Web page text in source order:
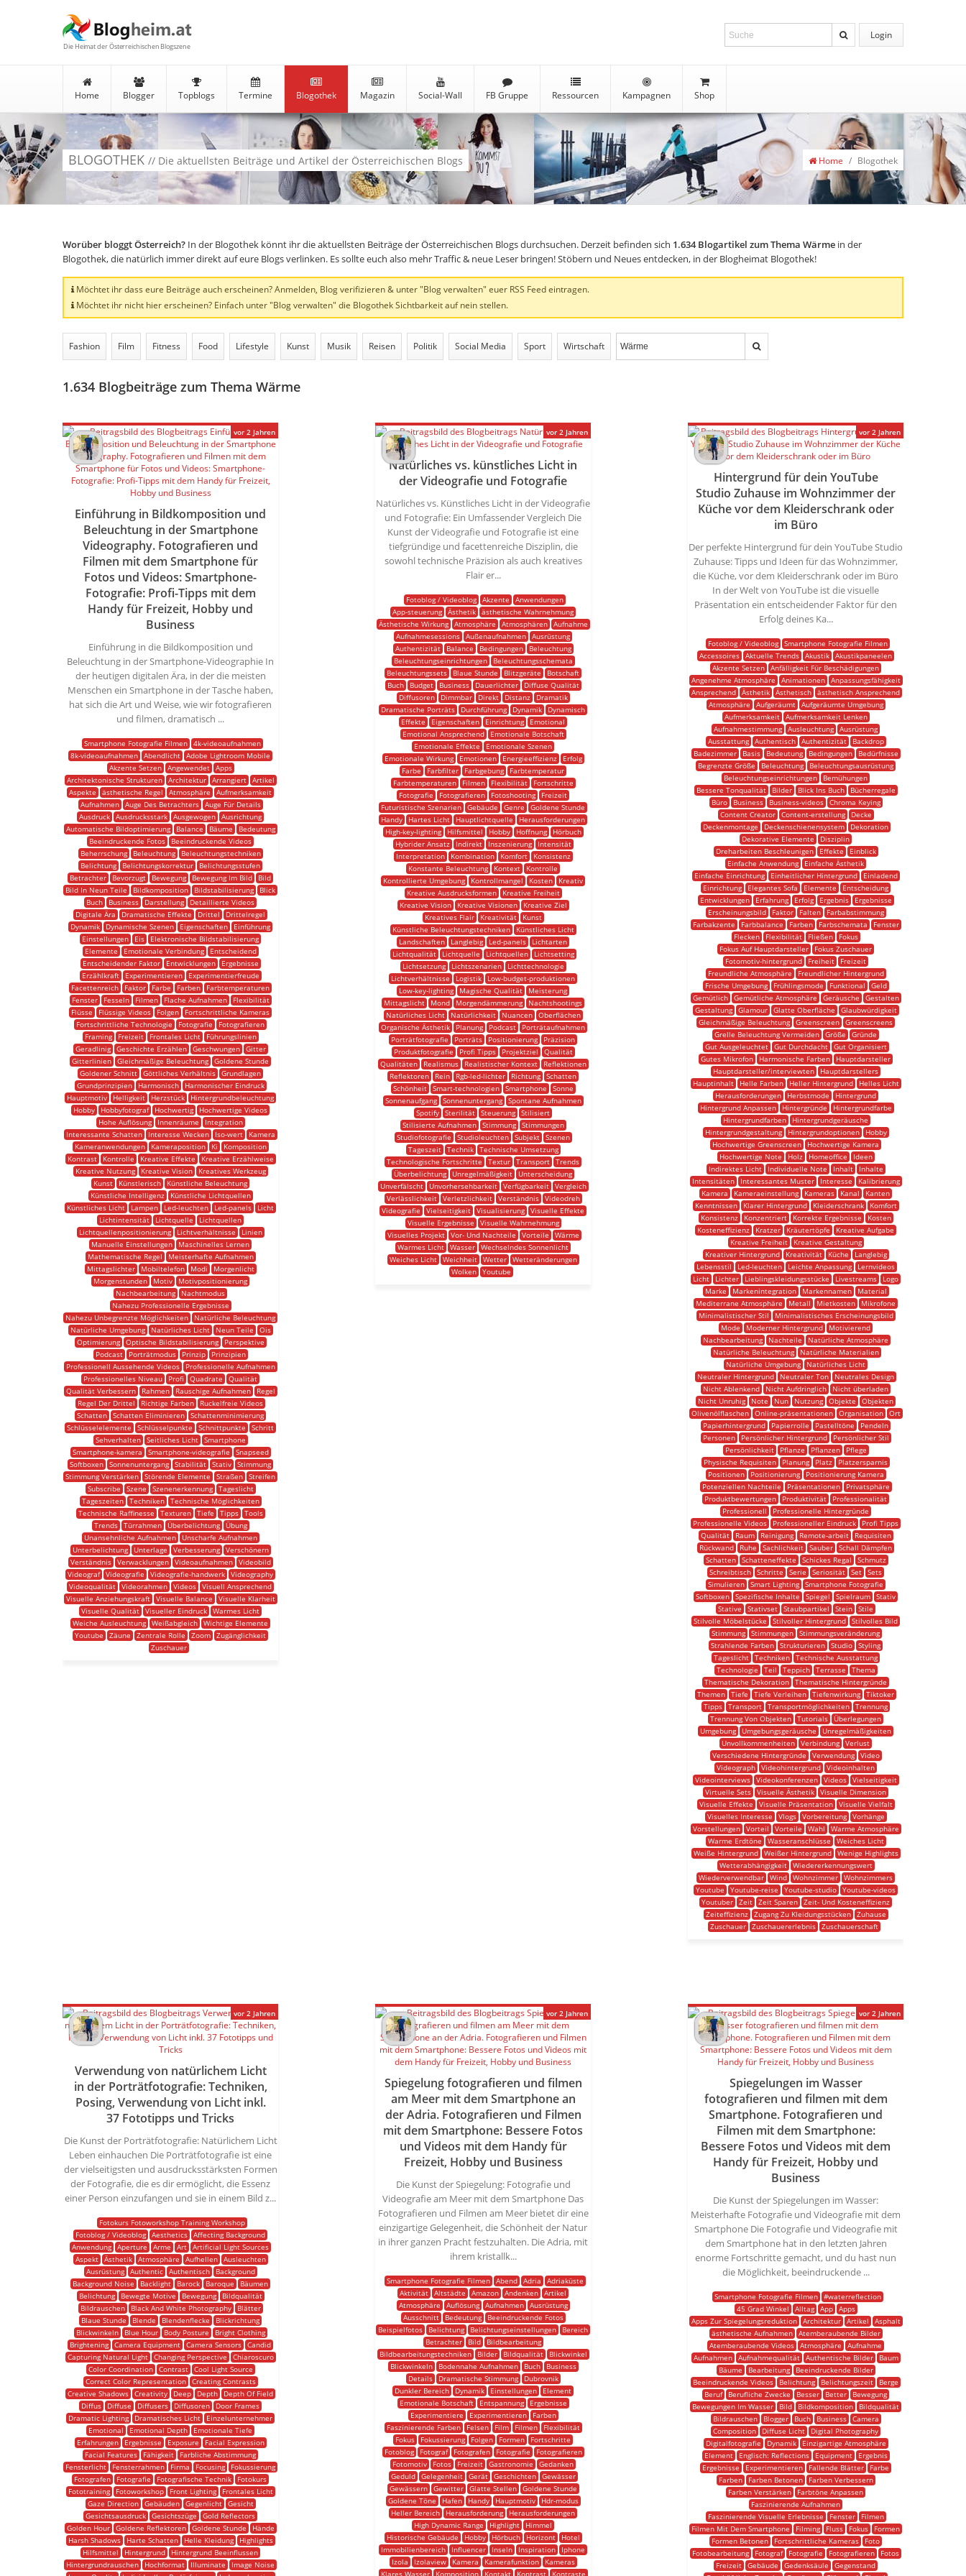
Die Heimat der Österreichischen Blogszene
Login
Home Blogger Topblogs Termine Blogothek Magazin Social-Wall FB Gruppe Ressourcen Kampagnen Shop
BLOGOTHEK // Die aktuellsten Beiträge und Artikel der Österreichischen Blogs Home / Blogothek
Worüber bloggt Österreich? In der Blogothek könnt ihr die aktuellsten Beiträge der Österreichischen Blogs durchsuchen. Derzeit befinden sich 1.634Blogartikel zum Thema Wärme in der
Blogothek, die natürlich immer direkt auf eure Blogs verlinken. Es sollte euch also mehr Traffic & neue Leser bringen! Stöbern und Neues entdecken, in der Blogheimat Blogothek!
Möchtet ihr dass eure Beiträge auch erscheinen? Anmelden, Blog verifizieren & unter "Blog verwalten" euer RSS Feed eintragen.
Möchtet ihr nicht hier erscheinen? Einfach unter "Blog verwalten" die Blogothek Sichtbarkeit auf nein stellen.
Fashion Film Fitness Food Lifestyle Kunst Musik Reisen Politik Social Media Sport Wirtschaft
1.634 Blogbeiträge zum Thema Wärme
Einführung in Bildkomposition und
Beleuchtung in der Smartphone
Videography. Fotografieren und
Filmen mit dem Smartphone für
Fotos und Videos: Smartphone-
Fotografie: Profi-Tipps mit dem
Handy für Freizeit, Hobby und
Business
Einführung in die Bildkomposition und
Beleuchtung in der Smartphone-Videographie In
der heutigen digitalen Ära, in der die meisten
Menschen ein Smartphone in der Tasche haben,
hat sich die Art und Weise, wie wir fotografieren
und filmen, dramatisch ...
Smartphone Fotografie Filmen
4k-videoaufnahmen
8k-videoaufnahmen Abendlicht Adobe Lightroom Mobile
Akzente Setzen
Angewendet
Apps
Architektonische Strukturen
Architektur Arrangiert
Artikel
Aspekte
ästhetische Regel Atmosphäre
Aufmerksamkeit
Aufnahmen
Auge Des Betrachters
Auge Für Details
Ausdruck Ausdrucksstark Ausgewogen Ausrichtung
Automatische Bildoptimierung
Balance Bäume
Bedeutung
Beeindruckende Fotos
Beeindruckende Videos
Beherrschung
Beleuchtung
Beleuchtungstechniken
Belichtung
Belichtungskorrektur
Belichtungsstufen
Betrachter
Bevorzugt Bewegung Bewegung Im Bild
Bild
Bild In Neun Teile
Bildkomposition Bildstabilisierung
Blick
Buch
Business Darstellung
Detaillierte Videos
Digitale Ära
Dramatische Effekte Drittel
Drittelregel
Dynamik
Dynamische Szenen Eigenschaften
Einführung
Einstellungen
Eis
Elektronische Bildstabilisierung
Elemente
Emotionale Verbindung
Entscheidend
Entscheidender Faktor
Entwicklungen
Ergebnisse
Erzählkraft
Experimentieren
Experimentierfreude
Facettenreich
Faktor Farbe Farben
Farbtemperaturen
Fenster
Fesseln Filmen Flache Aufnahmen
Flexibilität
Flüsse
Flüssige Videos Folgen
Fortschrittliche Kameras
Fortschrittliche Technologie
Fotografie
Fotografieren
Framing
Freizeit Frontales Licht
Führungslinien
Geradlinig
Geschichte Erzählen Geschwungen
Gitter
Gitterlinien Gleichmäßige Beleuchtung Goldene Stunde
Goldener Schnitt Göttliches Verhältnis Grundlagen
Grundprinzipien
Harmonisch
Harmonischer Eindruck
Hauptmotiv
Helligkeit Herzstück
Hintergrundbeleuchtung
Hobby
Hobbyfotograf Hochwertig
Hochwertige Videos
Hohe Auflösung
Innenräume
Integration
Interessante Schatten
Interesse Wecken Iso-wert
Kamera
Kameranwendungen
Kameraposition Ki
Komposition
Kontrast
Kontrolle Kreative Effekte
Kreative Erzählweise
Kreative Nutzung
Kreative Vision
Kreatives Werkzeug
Kunst
Künstlerisch
Künstliche Beleuchtung
Künstliche Intelligenz
Künstliche Lichtquellen
Künstliches Licht
Lampen Led-leuchten Led-panels
Licht
Lichtintensität
Lichtquelle
Lichtquellen
Lichtquellenpositionierung
Lichtverhältnisse
Linien
Manuelle Einstellungen
Maschinelles Lernen
Mathematische Regel
Meisterhafte Aufnahmen
Mittagslichter
Mobiltelefon Modi
Morgenlicht
Morgenstunden
Motiv
Motivpositionierung
Nachbearbeitung
Nachtmodus
Nahezu Professionelle Ergebnisse
Nahezu Unbegrenzte Möglichkeiten
Natürliche Beleuchtung
Natürliche Umgebung
Natürliches Licht Neun Teile
Ois
Optimierung
Optische Bildstabilisierung
Perspektive
Podcast
Porträtmodus Prinzip
Prinzipien
Professionell Aussehende Videos
Professionelle Aufnahmen
Professionelles Niveau
Profi Quadrate
Qualität
Qualität Verbessern
Rahmen Rauschige Aufnahmen
Regel
Regel Der Drittel
Richtige Farben
Ruckelfreie Videos
Schatten Schatten Eliminieren Schattenminimierung
Schlüsselelemente
Schlüsselpunkte Schnittpunkte
Schritt
Sehverhalten
Seitliches Licht
Smartphone
Smartphone-kamera
Smartphone-videografie
Snapseed
Softboxen Sonnenuntergang Stabilität Stativ Stimmung
Stimmung Verstärken Störende Elemente Straßen Streifen
Subscribe
Szene Szenenerkennung
Tageslicht
Tageszeiten
Techniken
Technische Möglichkeiten
Technische Raffinesse
Texturen Tiefe Tipps
Tools
Trends
Türrahmen Überbelichtung
Übung
Unansehnliche Aufnahmen
Unscharfe Aufnahmen
Unterbelichtung
Unterlage Verbesserung
Verschönern
Verständnis
Verwacklungen Videoaufnahmen
Videobild
Videograf Videografie Videografie-handwerk Videography
Videoqualität Videorahmen Videos Visuell Ansprechend
Visuelle Anziehungskraft
Visuelle Balance
Visuelle Klarheit
Visuelle Qualität Visueller Eindruck Warmes Licht
Weiche Ausleuchtung Weißabgleich Wichtige Elemente
Youtube
Zäune Zentrale Rolle Zoom Zugänglichkeit
Zuschauer
vor 2 Jahren
Natürliches vs. künstliches Licht in
der Videografie und Fotografie
Natürliches vs. Künstliches Licht in der Videografie
und Fotografie: Ein Umfassender Vergleich Die
Kunst der Videografie und Fotografie ist eine
tiefgründige und facettenreiche Disziplin, die
sowohl technische Präzision als auch kreatives
Flair er...
Fotoblog / Videoblog Akzente
Anwendungen
App-steuerung Ästhetik ästhetische Wahrnehmung
Ästhetische Wirkung
Atmosphäre Atmosphären
Aufnahme
Aufnahmesessions Außenaufnahmen Ausrüstung
Authentizität
Balance Bedingungen
Beleuchtung
Beleuchtungseinrichtungen
Beleuchtungsschemata
Beleuchtungssets
Blaue Stunde Blitzgeräte
Botschaft
Buch
Budget Business Dauerlichter
Diffuse Qualität
Diffusoren
Dimmbar Direkt Distanz
Dramatik
Dramatische Porträts
Durchführung Dynamik
Dynamisch
Effekte
Eigenschaften Einrichtung
Emotional
Emotional Ansprechend
Emotionale Botschaft
Emotionale Effekte
Emotionale Szenen
Emotionale Wirkung
Emotionen Energieeffizienz
Erfolg
Farbe
Farbfilter Farbgebung
Farbtemperatur
Farbtemperaturen
Filmen Flexibilität
Fortschritte
Fotografie
Fotografieren Fotoshooting
Freizeit
Futuristische Szenarien Gebäude Genre
Goldene Stunde
Handy
Hartes Licht Hauptlichtquelle
Herausforderungen
High-key-lighting
Hilfsmittel Hobby Hoffnung
Hörbuch
Hybrider Ansatz
Indirekt Inszenierung
Intensität
Interpretation
Kombination Komfort
Konsistenz
Konstante Beleuchtung
Kontext
Kontrolle
Kontrollierte Umgebung
Kontrollmangel Kosten
Kreativ
Kreative Ausdrucksformen
Kreative Freiheit
Kreative Vision
Kreative Visionen
Kreative Ziel
Kreatives Flair
Kreativität
Kunst
Künstliche Beleuchtungstechniken
Künstliches Licht
Landschaften
Langlebig Led-panels
Lichtarten
Lichtqualität
Lichtquelle Lichtquellen
Lichtsetting
Lichtsetzung
Lichtszenarien
Lichttechnologie
Lichtverhältnisse
Logistik
Low-budget-produktionen
Low-key-lighting
Magische Qualität
Meisterung
Mittagslicht
Mond Morgendämmerung
Nachtshootings
Natürliches Licht
Natürlichkeit Nuancen
Oberflächen
Organische Ästhetik
Planung Podcast
Porträtaufnahmen
Porträtfotografie
Porträts Positionierung
Präzision
Produktfotografie
Profi Tipps Projektziel
Qualität
Qualitäten
Realismus Realistischer Kontext
Reflektionen
Reflektoren
Rein Rgb-led-lichter Richtung Schatten
Schönheit
Smart-technologien Smartphone
Sonne
Sonnenaufgang
Sonnenuntergang
Spontane Aufnahmen
Spotify Sterilität Steuerung Stilisiert
Stilisierte Aufnahmen
Stimmung
Stimmungen
Studiofotografie
Studioleuchten Subjekt
Szenen
Tageszeit
Technik
Technische Umsetzung
Technologische Fortschritte
Textur Transport Trends
Überbelichtung
Unregelmäßigkeit
Unterscheidung
Unverfälscht
Unvorhersehbarkeit Verfügbarkeit
Vergleich
Verlässlichkeit
Verletzlichkeit Verständnis
Videodreh
Videografie
Vielseitigkeit Visualisierung Visuelle Effekte
Visuelle Ergebnisse
Visuelle Wahrnehmung
Visuelles Projekt
Vor- Und Nachteile Vorteile
Wärme
Warmes Licht Wasser Wechselndes Sonnenlicht
Weiches Licht
Weichheit Wetter
Wetteränderungen
Wolken Youtube
vor 2 Jahren
Hintergrund für dein YouTube
Studio Zuhause im Wohnzimmer der
Küche vor dem Kleiderschrank oder
im Büro
Der perfekte Hintergrund für dein YouTube Studio
Zuhause: Tipps und Ideen für das Wohnzimmer,
die Küche, vor dem Kleiderschrank oder im Büro
In der Welt von YouTube ist die visuelle
Präsentation ein entscheidender Faktor für den
Erfolg deines Ka...
Fotoblog / Videoblog
Smartphone Fotografie Filmen
Accessoires Aktuelle Trends Akustik Akustikpaneelen
Akzente Setzen Anfälligkeit Für Beschädigungen
Angenehme Atmosphäre
Animationen
Anpassungsfähigkeit
Ansprechend Ästhetik Ästhetisch ästhetisch Ansprechend
Atmosphäre
Aufgeräumt
Aufgeräumte Umgebung
Aufmerksamkeit
Aufmerksamkeit Lenken
Aufnahmestimmung Ausleuchtung Ausrüstung
Ausstattung
Authentisch Authentizität
Backdrop
Badezimmer
Basis Bedeutung Bedingungen
Bedürfnisse
Begrenzte Größe
Beleuchtung
Beleuchtungsausrüstung
Beleuchtungseinrichtungen
Bemühungen
Bessere Tonqualität
Bilder Blick Ins Buch
Bücherregale
Büro
Business Business-videos
Chroma Keying
Content Creator
Content-erstellung
Decke
Deckenmontage
Deckenschienensystem
Dekoration
Dekorative Elemente
Disziplin
Dreharbeiten Beschleunigen
Effekte
Einblick
Einfache Anwendung
Einfache Ästhetik
Einfache Einrichtung
Einheitlicher Hintergrund
Einladend
Einrichtung
Elegantes Sofa Elemente
Entscheidung
Entwicklungen
Erfahrung Erfolg Ergebnis
Ergebnisse
Erscheinungsbild
Faktor Falten
Farbabstimmung
Farbakzente
Farbbalance Farben Farbschemata
Fenster
Flecken
Flexibilität Fließen
Fokus
Fokus Auf Hauptdarsteller
Fokus Zuschauer
Fotomotiv-hintergrund
Freiheit
Freizeit
Freundliche Atmosphäre
Freundlicher Hintergrund
Frische Umgebung
Frühlingsmode Funktional
Geld
Gemütlich
Gemütliche Atmosphäre Geräusche
Gestalten
Gestaltung
Glamour Glatte Oberfläche
Glaubwürdigkeit
Gleichmäßige Beleuchtung Greenscreen Greenscreens
Grelle Beleuchtung Vermeiden Größe
Gründe
Gut Ausgeleuchtet
Gut Durchdacht
Gut Organisiert
Gutes Mikrofon
Harmonische Farben
Hauptdarsteller
Hauptdarsteller/interviewten
Hauptdarstellers
Hauptinhalt
Helle Farben Heller Hintergrund
Helles Licht
Herausforderungen
Herbstmode
Hintergrund
Hintergrund Anpassen
Hintergründe
Hintergrundfarbe
Hintergrundfarben
Hintergrundgeräusche
Hintergrundgestaltung
Hintergrundoptionen
Hobby
Hochwertige Greenscreen
Hochwertige Kamera
Hochwertige Note
Holz Homeoffice
Ideen
Indirektes Licht
Individuelle Note Inhalt
Inhalte
Intensitäten
Interessantes Muster Interesse
Kalibrierung
Kamera
Kameraeinstellung Kameras Kanal
Kanten
Kenntnissen
Klarer Hintergrund Kleiderschrank
Komfort
Konsistenz
Konzentriert Korrekte Ergebnisse
Kosten
Kosteneffizienz
Kratzer Kräutertöpfe
Kreative Aufgabe
Kreative Freiheit
Kreative Gestaltung
Kreativer Hintergrund
Kreativität Küche
Langlebig
Lebensstil
Led-leuchten Leichte Anpassung
Lernvideos
Licht
Lichter Lieblingskleidungsstücke Livestreams
Logo
Marke
Markenintegration Markennamen
Material
Mediterrane Atmosphäre
Metall Mietkosten
Mikrofone
Minimalistischer Stil
Minimalistisches Erscheinungsbild
Mode
Moderner Hintergrund
Motivierend
Nachbearbeitung
Nachteile
Natürliche Atmosphäre
Natürliche Beleuchtung
Natürliche Materialien
Natürliche Umgebung
Natürliches Licht
Neutraler Hintergrund
Neutraler Ton
Neutrales Design
Nicht Ablenkend
Nicht Aufdringlich
Nicht überladen
Nicht Unruhig
Note Nun Nutzung Objekte
Objekten
Olivenölflaschen
Online-präsentationen Organisation
Ort
Papierhintergrund
Papierrolle Pastelltöne
Pendeln
Personen
Persönlicher Hintergrund
Persönlicher Stil
Persönlichkeit
Pflanze Pflanzen
Pflege
Physische Requisiten
Planung Platz
Platzersparnis
Positionen
Positionierung
Positionierung Kamera
Potenziellen Nachteile
Präsentationen
Privatsphäre
Produktbewertungen
Produktivität
Professionalität
Professionell
Professionelle Hintergründe
Professionelle Videos
Professioneller Eindruck
Profi Tipps
Qualität
Raum Reinigung Remote-arbeit
Requisiten
Rückwand
Ruhe Sachlichkeit Sauber Schall Dämpfen
Schatten
Schatteneffekte Schickes Regal
Schmutz
Schreibtisch Schritte Serie Seriosität Set Sets
Simulieren Smart Lighting Smartphone Fotografie
Softboxen Spezifische Inhalte Spiegel Spielraum Stativ
Stative
Stativset Staubpartikel Stein Stile
Stilvolle Möbelstücke
Stilvoller Hintergrund Stilvolles Bild
Stimmung Stimmungen Stimmungsveränderung
Strahlende Farben Strukturieren Studio Styling
Tageslicht Techniken Technische Ausstattung
Technologie
Teil Teppich Terrasse
Thema
Thematische Dekoration Thematische Hintergründe
Themen Tiefe Tiefe Verleihen Tiefenwirkung Tiktoker
Tipps Transport Transportmöglichkeiten Trennung
Trennung Von Objekten Tutorials
Überlegungen
Umgebung
Umgebungsgeräusche
Unregelmäßigkeiten
Unvollkommenheiten Verbindung Verlust
Verschiedene Hintergründe
Verwendung
Video
Videograph Videohintergrund Videoinhalten
Videointerviews
Videokonferenzen Videos
Vielseitigkeit
Virtuelle Sets Visuelle Ästhetik Visuelle Dimension
Visuelle Effekte
Visuelle Präsentation
Visuelle Vielfalt
Visuelles Interesse
Vlogs Vorbereitung
Vorhänge
Vorstellungen
Vorteil Vorteile Wahl
Warme Atmosphäre
Warme Erdtöne
Wasseranschlüsse
Weiches Licht
Weiße Hintergrund
Weißer Hintergrund
Wenige Highlights
Wetterabhängigkeit
Wiedererkennungswert
Wiederverwendbar Wind Wohnzimmer Wohnzimmers
Youtube
Youtube-reise Youtube-studio Youtube-videos
Youtuber Zeit Zeit Sparen Zeit- Und Kosteneffizienz
Zeiteffizienz
Zugang Zu Kleidungsstücken
Zuhause
Zuschauer
Zuschauererlebnis Zuschauerschaft
vor 2 Jahren
Verwendung von natürlichem Licht
in der Porträtfotografie: Techniken,
Posing, Verwendung von Licht inkl.
37 Fototipps und Tricks
Die Kunst der Porträtfotografie: Natürlichem Licht
Leben einhauchen Die Porträtfotografie ist eine
der vielseitigsten und ausdrucksstärksten Formen
der Fotografie, die es dir ermöglicht, die Essenz
einer Person einzufangen und sie in einem Bild z...
Fotokurs Fotoworkshop Training Workshop
Fotoblog / Videoblog Aesthetics Affecting Background
Anwendung Aperture Arme Art Artificial Light Sources
Aspekt
Ästhetik Atmosphäre Aufhellen
Ausleuchten
Ausrüstung
Authentic Authentisch
Background
Background Noise
Backlight Barock Baroque
Bäumen
Belichtung
Bewegte Motive Bewegung
Bildqualität
Bildrauschen
Black And White Photography
Blätter
Blaue Stunde
Blende Blendenflecke
Blickrichtung
Blickwinkeln
Blue Hour Body Posture
Bright Clothing
Brightening Camera Equipment Camera Sensors Candid
Capturing Natural Light
Changing Perspective
Chiaroscuro
Color Coordination
Contrast
Cool Light Source
Correct Color Representation
Creating Contrasts
Creative Shadows Creativity Deep Depth
Depth Of Field
Diffus
Diffuse Diffusers Diffusoren
Door Frames
Dramatic Lighting
Dramatisches Licht
Einzelunternehmer
Emotional
Emotional Depth
Emotionale Tiefe
Erfahrungen
Ergebnisse Exposure
Facial Expression
Facial Features
Fähigkeit
Farbliche Abstimmung
Fensterlicht
Fensterrahmen Firma Focusing
Fokussierung
Fotografen
Fotografie Fotografische Technik
Fotokurs
Fototraining
Fotoworkshop Front Lighting
Frontales Licht
Gaze Direction
Gebäuden Gegenlicht
Gesicht
Gesichtsausdruck Gesichtszüge
Gold Reflectors
Golden Hour
Goldene Reflektoren Goldene Stunde
Hände
Harsh Shadows
Harte Schatten Helle Kleidung
Highlights
Hilfsmittel
Hintergrund
Hintergrund Beeinflussen
Hintergrundrauschen
Hochformat Illuminate
Image Noise
vor 2 Jahren
Spiegelung fotografieren und filmen
am Meer mit dem Smartphone an
der Adria. Fotografieren und Filmen
mit dem Smartphone: Bessere Fotos
und Videos mit dem Handy für
Freizeit, Hobby und Business
Die Kunst der Spiegelung: Fotografie und
Videografie am Meer mit dem Smartphone Das
Fotografieren und Filmen am Meer bietet dir eine
einzigartige Gelegenheit, die Schönheit der Natur
in ihrer ganzen Pracht festzuhalten. Die Adria, mit
ihrem kristallk...
Smartphone Fotografie Filmen Abend Adria
Adriaküste
Aktivität Altstädte Amazon Andenken Artikel
Atmosphäre
Auflösung Aufnahmen
Ausrüstung
Ausschnitt
Bedeutung
Beeindruckende Fotos
Beispielfotos
Belichtung Belichtungseinstellungen
Bereich
Betrachter
Bild
Bildbearbeitung
Bildbearbeitungstechniken
Bilder Bildqualität
Blickwinkel
Blickwinkeln
Bodennahe Aufnahmen Buch
Business
Details
Dramatische Stimmung
Dubrovnik
Dunkler Bereich
Dynamik Einstellungen
Element
Emotionale Botschaft
Entspannung
Ergebnisse
Experimentiere
Experimentieren
Farben
Faszinierende Farben
Felsen Film Filmen
Flexibilität
Fokus
Fokussierung Folgen Formen
Fortschritte
Fotoblog
Fotograf Fotografen Fotografie
Fotografieren
Fotomotiv
Fotos Freizeit Gastronomie
Gedanken
Geduld
Gelegenheit Gerät Geschichten
Gewässer
Gewässern
Gewitter Glatte Stellen
Goldene Stunde
Goldene Töne
Hafen Handy Hauptmotiv
Hdr-modus
Heller Bereich
Herausforderung
Herausforderungen
High Dynamic Range
Highlight
Himmel
Historische Gebäude
Hobby Hörbuch Horizont
Hotel
Immobilienbereich
Influencer Inseln Inspiration
Iphone
Izola
Izolaview Kamera Kamerafunktion
Kameras
Klares Wasser
Komposition Kontakt Kontrast Kontraste
vor 2 Jahren
Spiegelungen im Wasser
fotografieren und filmen mit dem
Smartphone. Fotografieren und
Filmen mit dem Smartphone:
Bessere Fotos und Videos mit dem
Handy für Freizeit, Hobby und
Business
Die Kunst der Spiegelungen im Wasser:
Meisterhafte Fotografie und Videografie mit dem
Smartphone Die Fotografie und Videografie mit
dem Smartphone hat in den letzten Jahren
enorme Fortschritte gemacht, und du hast nun
die Möglichkeit, beeindruckende ...
Smartphone Fotografie Filmen
#waterreflection
45 Grad Winkel
Alltag App
Apps
Apps Zur Spiegelungsreduktion
Architektur Artikel
Asphalt
ästhetische Aufnahmen
Atemberaubende Bilder
Atemberaubende Videos Atmosphäre
Aufnahme
Aufnahmen
Aufnahmequalität Authentische Bilder
Baum
Bäume
Bearbeitung
Beeindruckende Bilder
Beeindruckende Videos
Belichtung Belichtungszeit
Berge
Beruf
Berufliche Zwecke Besser Better
Bewegung
Bewegungen Im Wasser
Bild Bildkomposition
Bildqualität
Bildrauschen
Blogger Buch Business
Camera
Composition
Diffuse Licht
Digital Photography
Digitalfotografie
Dynamik
Einzigartige Atmosphäre
Element
Englisch: Reflections Equipment
Ergebnis
Ergebnisse
Experimentieren Fallende Blätter
Farbe
Farben
Farben Betonen
Farben Verbessern
Farben Verstärken
Farbtöne Anpassen
Faszinierende Aufnahmen
Faszinierende Visuelle Erlebnisse
Fenster
Filmen
Filmen Mit Dem Smartphone
Filming Fluss Fokus
Formen
Formen Betonen
Fortschrittliche Kameras
Foto
Fotobearbeitung
Fotograf Fotografie Fotografieren
Fotos
Freizeit Gebäude Gedenksäule
Gegenstand
vor 2 Jahren